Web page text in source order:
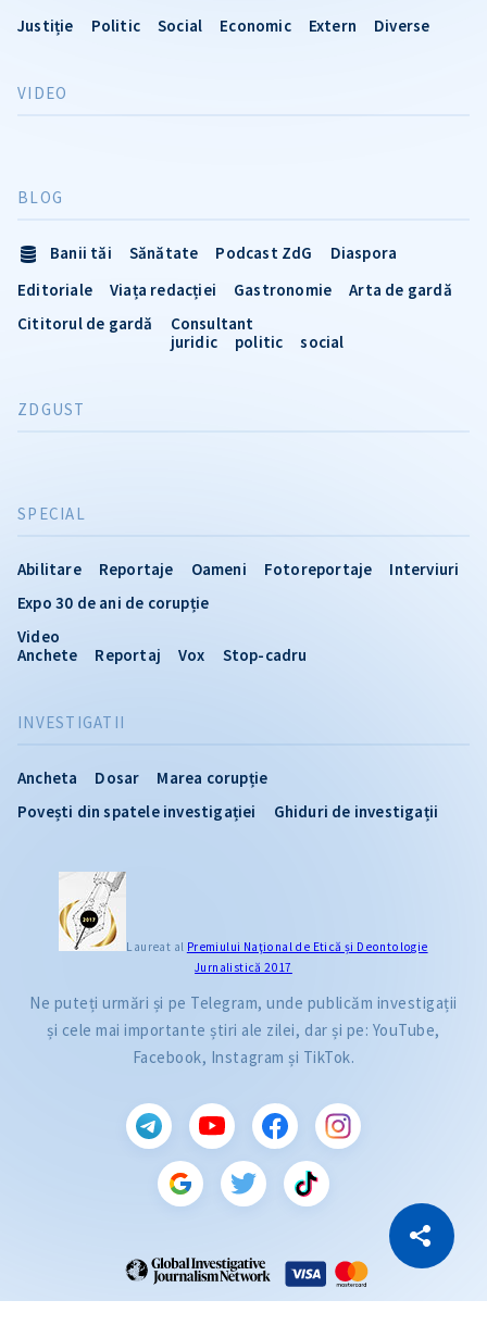
Copiază Link
Justiție Politic Social Economic Extern Diverse
INVESTIGATII
Ancheta Dosar
Marea corupție
Povești din spatele investigației
Ghiduri de investigații
VIDEO
SPECIAL
Abilitare Reportaje Oameni Fotoreportaje
Interviuri
Expo 30 de ani de corupție
Video
Anchete
Reportaj Vox Stop-cadru
BLOG
Banii tăi Sănătate Podcast ZdG
Diaspora
Editoriale
Viața redacției Gastronomie
Arta de gardă
Cititorul de gardă
Consultant
juridic
politic social
ZDGUST
Laureat al Premiului Naţional de Etică și Deontologie
Jurnalistică 2017
Ne puteți urmări și pe Telegram, unde publicăm investigații
și cele mai importante știri ale zilei, dar și pe: YouTube,
Facebook, Instagram și TikTok.